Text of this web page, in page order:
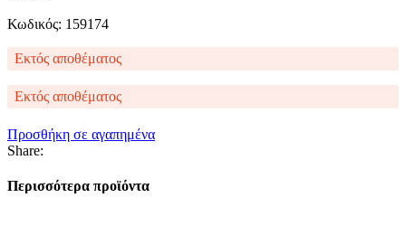
Κωδικός: 159174
Εκτός αποθέματος
Εκτός αποθέματος
Προσθήκη σε αγαπημένα
Share:
Περισσότερα προϊόντα